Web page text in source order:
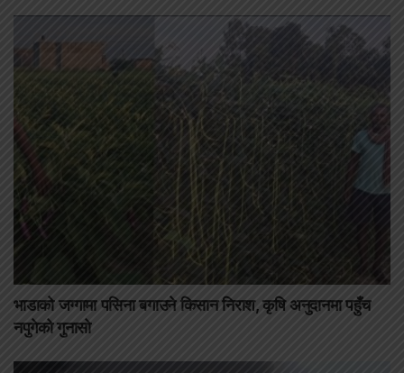
भाडाको जग्गामा पसिना बगाउने किसान निराश, कृषि अनुदानमा पहुँच
नपुगेको गुनासो